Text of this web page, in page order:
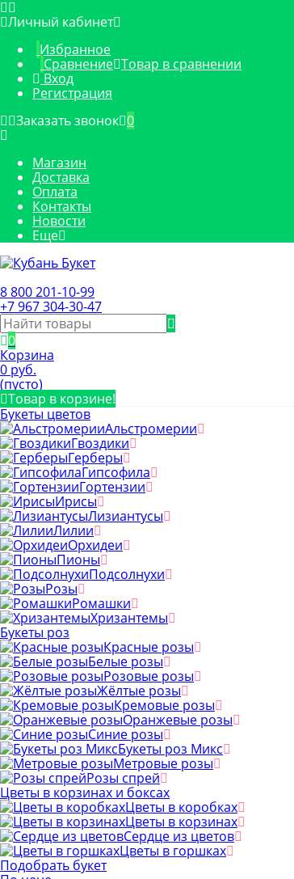
Личный кабинет
Избранное
Сравнение Товар в сравнении
Вход
Регистрация
Заказать звонок 0
Магазин
Доставка
Оплата
Контакты
Новости
Еще
8 800 201-10-99
+7 967 304-30-47
0
Корзина
0 руб.
(пусто)
Товар в корзине!
Букеты цветов
Альстромерии
Гвоздики
Герберы
Гипсофила
Гортензии
Ирисы
Лизиантусы
Лилии
Орхидеи
Пионы
Подсолнухи
Розы
Ромашки
Хризантемы
Букеты роз
Красные розы
Белые розы
Розовые розы
Жёлтые розы
Кремовые розы
Оранжевые розы
Синие розы
Букеты роз Микс
Метровые розы
Розы спрей
Цветы в корзинах и боксах
Цветы в коробках
Цветы в корзинах
Сердце из цветов
Цветы в горшках
Подобрать букет